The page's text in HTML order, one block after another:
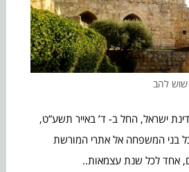
שוש להב
העצמאות ה- 71 למדינת ישראל, החל ב- ד’ באייר תשע”ט,
את כל בני המשפחה אל אתרי המורשת